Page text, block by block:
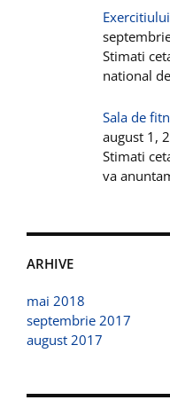
Stimati
national de
Sala de
august 1,
Stimati
va
ARHIVE
mai 2018
septembrie 2017
august 2017